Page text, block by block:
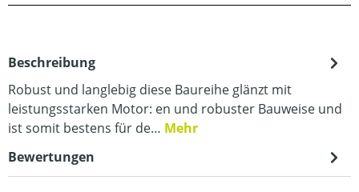
Beschreibung
Robust und langlebig diese Baureihe glänzt mit
leistungsstarken Motor: en und robuster Bauweise und
ist somit bestens für de… Mehr
Bewertungen